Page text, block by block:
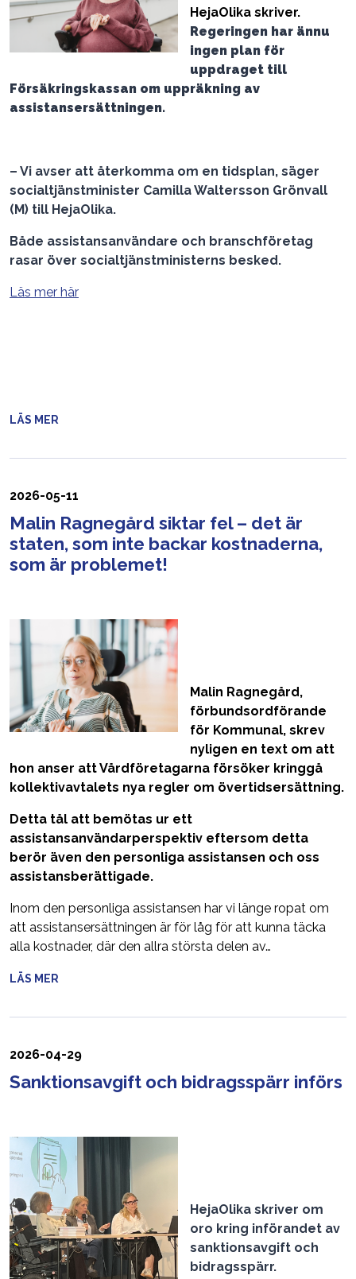
HejaOlika skriver.
Regeringen har ännu
ingen plan för
uppdraget till
Försäkringskassan om uppräkning av
assistansersättningen.
– Vi avser att återkomma om en tidsplan, säger
socialtjänstminister Camilla Waltersson Grönvall
(M) till HejaOlika.
Både assistansanvändare och branschföretag
rasar över socialtjänstministerns besked.
Läs mer här
LÄS MER
2026-05-11
Malin Ragnegård siktar fel – det är
staten, som inte backar kostnaderna,
som är problemet!
Malin Ragnegård,
förbundsordförande
för Kommunal, skrev
nyligen en text om att
hon anser att Vårdföretagarna försöker kringgå
kollektivavtalets nya regler om övertidsersättning.
Detta tål att bemötas ur ett
assistansanvändarperspektiv eftersom detta
berör även den personliga assistansen och oss
assistansberättigade.
Inom den personliga assistansen har vi länge ropat om
att assistansersättningen är för låg för att kunna täcka
alla kostnader, där den allra största delen av…
LÄS MER
2026-04-29
Sanktionsavgift och bidragsspärr införs
HejaOlika skriver om
oro kring införandet av
sanktionsavgift och
bidragsspärr.